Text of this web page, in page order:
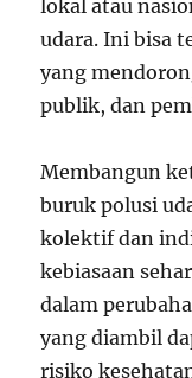
lokal atau
udara. Ini bisa
yang
publik, dan
Membangun
buruk polusi
kolektif dan
kebiasaan
dalam
yang diambil
risiko